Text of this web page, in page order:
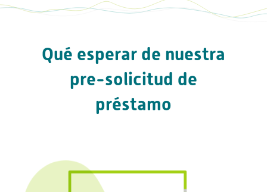
Qué esperar de nuestra
pre-solicitud de
préstamo